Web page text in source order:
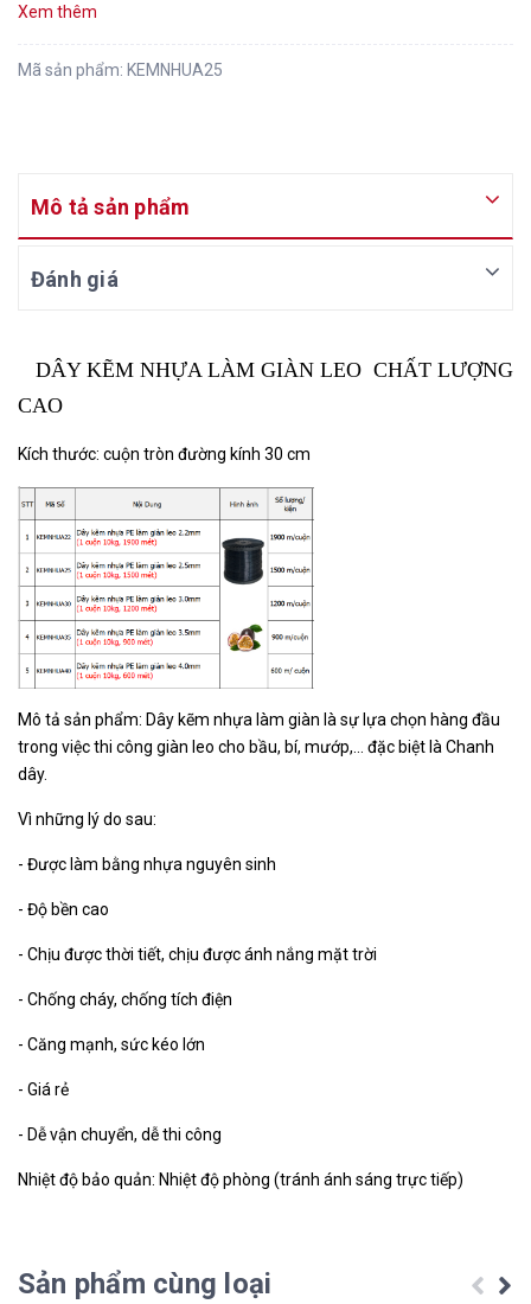
Xem thêm
Mã sản phẩm: KEMNHUA25
Mô tả sản phẩm
Đánh giá
DÂY KẼM NHỰA LÀM GIÀN LEO CHẤT LƯỢNG
CAO
Kích thước: cuộn tròn đường kính 30 cm
Mô tả sản phẩm: Dây kẽm nhựa làm giàn là sự lựa chọn hàng đầu
trong việc thi công giàn leo cho bầu, bí, mướp,... đặc biệt là Chanh
dây.
Vì những lý do sau:
- Được làm bằng nhựa nguyên sinh
- Độ bền cao
- Chịu được thời tiết, chịu được ánh nắng mặt trời
- Chống cháy, chống tích điện
- Căng mạnh, sức kéo lớn
- Giá rẻ
- Dễ vận chuyển, dễ thi công
Nhiệt độ bảo quản: Nhiệt độ phòng (tránh ánh sáng trực tiếp)
Sản phẩm cùng loại